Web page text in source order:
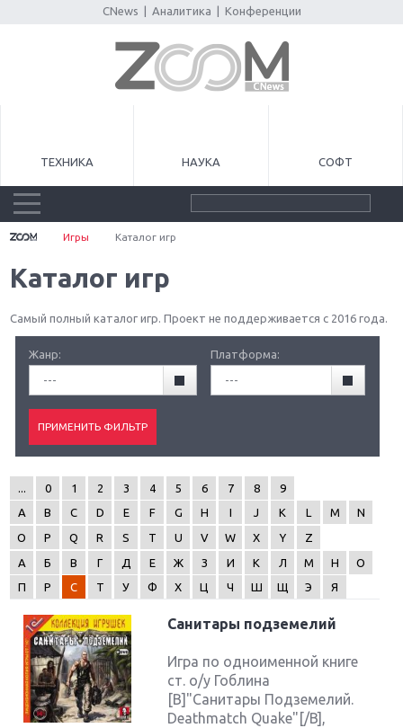
CNews Аналитика Конференции
ТЕХНИКА НАУКА СОФТ
Игры Каталог игр
Каталог игр
Самый полный каталог игр. Проект не поддерживается с 2016 года.
Жанр:
---
Платформа:
---
0 1 2 3 4 5 6 7 8
9
A
B C D E F G H I J K L M
N
O
P Q R S T U V W X Y
Z
А
Б В Г Д Е Ж З И К Л М Н
О
П
Р С Т У Ф Х Ц Ч Ш Щ Э Я
Санитары подземелий
Игра по одноименной книге
ст. о/у Гоблина
[B]"Санитары Подземелий.
Deathmatch Quake"[/B],